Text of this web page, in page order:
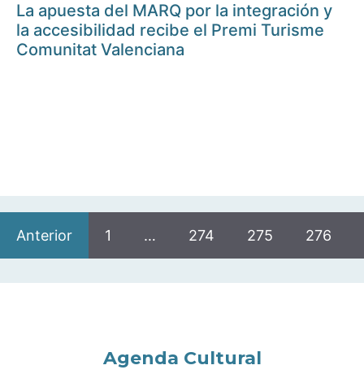
La apuesta del MARQ por la integración y
la accesibilidad recibe el Premi Turisme
Comunitat Valenciana
Anterior 1 … 274 275 276
Agenda Cultural